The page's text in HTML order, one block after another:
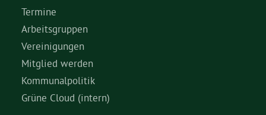
Termine
Arbeitsgruppen
Vereinigungen
Mitglied werden
Kommunalpolitik
Grüne Cloud (intern)